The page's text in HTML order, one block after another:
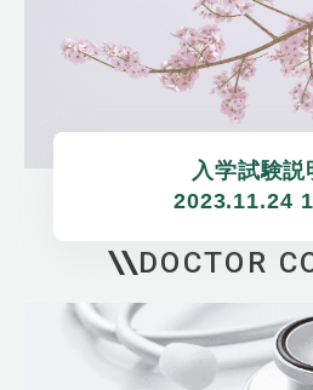
入学試験説
2023.11.24
DOCTOR